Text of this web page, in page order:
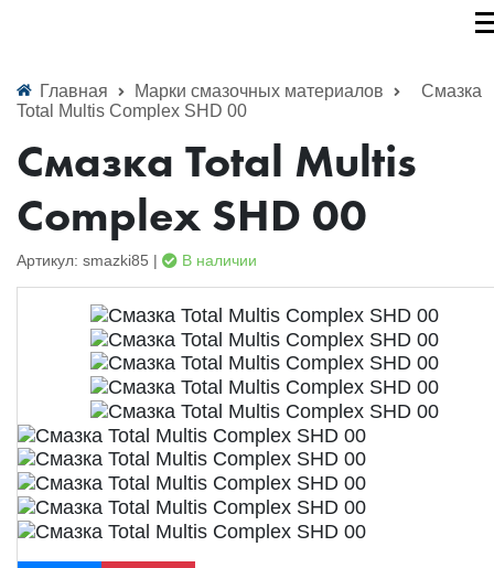
Главная Марки смазочных материалов
Смазка
Total Multis Complex SHD 00
Смазка Total Multis
Complex SHD 00
Артикул: smazki85 | В наличии